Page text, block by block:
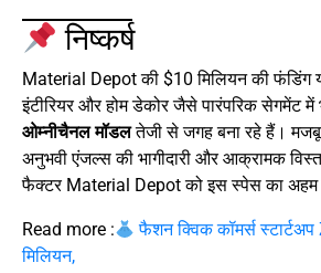
निष्कर्ष
Material Depot की $10 मिलियन की फंडिंग
इंटीरियर और होम डेकोर जैसे पारंपरिक सेगमेंट में
ओम्नीचैनल मॉडलतेजी से जगह बना रहे हैं।
अनुभवी एंजल्स की भागीदारी और आक्रामक
फैक्टर Material Depot को इस स्पेस का अहम
Read more :
फैशन क्विक कॉमर्स
मिलियन,